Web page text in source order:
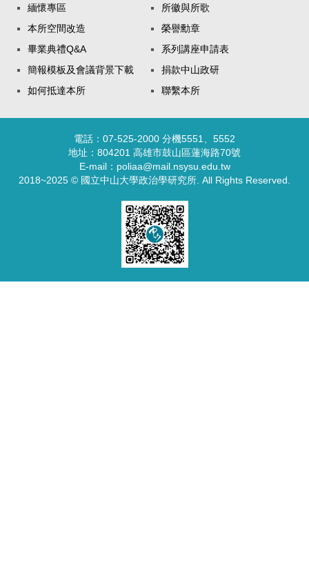
緬懷專區
所徽與所歌
本所空間改造
榮譽勳章
畢業典禮Q&A
系列講座申請表
簡報模板及會議背景下載
捐款中山政研
如何抵達本所
聯繫本所
電話：07-525-2000 分機5551、5552
地址：804201 高雄市鼓山區蓮海路70號
E-mail：poliaa@mail.nsysu.edu.tw
2018~2025 © 國立中山大學政治學研究所. All Rights Reserved.